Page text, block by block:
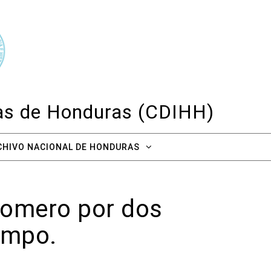
de Honduras (CDIHH)
NACIONAL DE HONDURAS
por dos